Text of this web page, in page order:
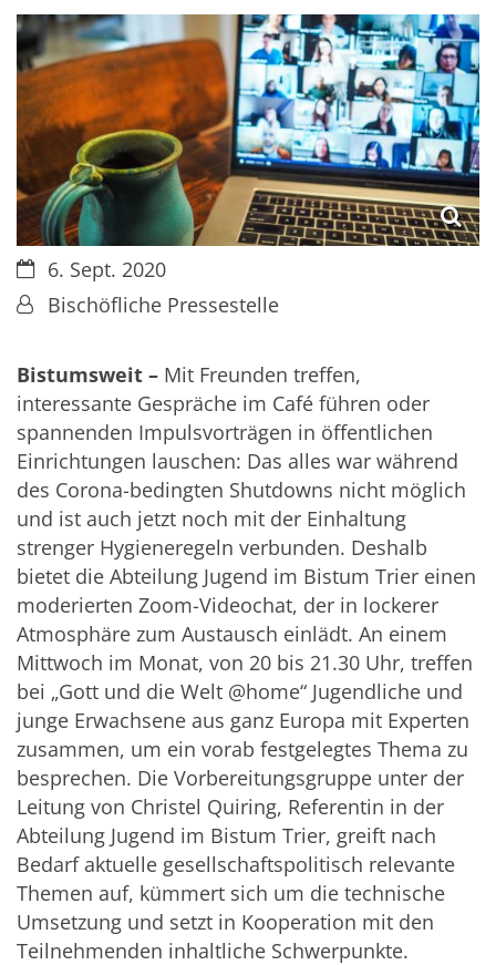
Datum:6. Sept. 2020
Von:Bischöfliche Pressestelle
Bistumsweit – Mit Freunden treffen,
interessante Gespräche im Café führen oder
spannenden Impulsvorträgen in öffentlichen
Einrichtungen lauschen: Das alles war während
des Corona-bedingten Shutdowns nicht möglich
und ist auch jetzt noch mit der Einhaltung
strenger Hygieneregeln verbunden. Deshalb
bietet die Abteilung Jugend im Bistum Trier einen
moderierten Zoom-Videochat, der in lockerer
Atmosphäre zum Austausch einlädt. An einem
Mittwoch im Monat, von 20 bis 21.30 Uhr, treffen
bei „Gott und die Welt @home“ Jugendliche und
junge Erwachsene aus ganz Europa mit Experten
zusammen, um ein vorab festgelegtes Thema zu
besprechen. Die Vorbereitungsgruppe unter der
Leitung von Christel Quiring, Referentin in der
Abteilung Jugend im Bistum Trier, greift nach
Bedarf aktuelle gesellschaftspolitisch relevante
Themen auf, kümmert sich um die technische
Umsetzung und setzt in Kooperation mit den
Teilnehmenden inhaltliche Schwerpunkte.